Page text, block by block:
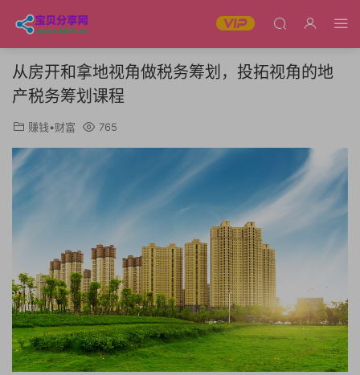
从‬房开和拿地视‬角做税务‬筹划，投拓视角的地
产税务筹划课程
赚钱•财富 765